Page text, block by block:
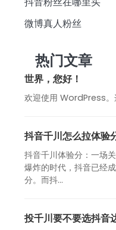
微博真人粉丝
热门文章
世界，您好！
欢迎使用 WordPress。
抖音千川怎么拉体验
抖音千川体验分：一场
爆炸的时代，抖音已经
分。而抖...
投千川要不要选抖音